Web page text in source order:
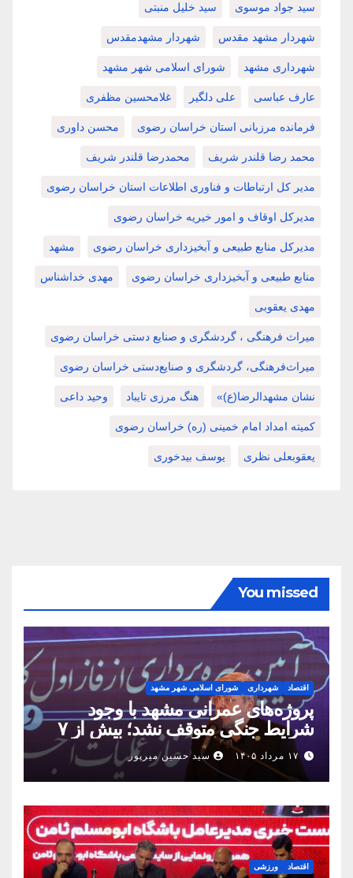
سید جواد موسوی سید خلیل منبتی
شهردار مشهد مقدس شهردار مشهدمقدس
شهرداری مشهد شورای اسلامی شهر مشهد
عارف عباسی علی دلگیر غلامحسین مظفری
فرمانده مرزبانی استان خراسان رضوی محسن داوری
محمد رضا قلندر شریف محمدرضا قلندر شریف
مدیر کل ارتباطات و فناوری اطلاعات استان خراسان رضوی
مدیرکل اوقاف و امور خیریه خراسان رضوی
مدیرکل منابع طبیعی و آبخیزداری خراسان رضوی مشهد
منابع طبیعی و آبخیزداری خراسان رضوی مهدی خداشناس
مهدی یعقوبی
میراث فرهنگی ، گردشگری و صنایع دستی خراسان رضوی
میراث‌فرهنگی، گردشگری و صنایع‌دستی خراسان رضوی
نشان مشهدالرضا(ع)» هنگ مرزی تایباد وحید داعی
کمیته امداد امام خمینی (ره) خراسان رضوی
یعقوبعلی نظری یوسف بیدخوری
You missed
اقتصاد شهرداری شورای اسلامی شهر مشهد
پروژه‌های عمرانی مشهد با وجود
شرایط جنگی متوقف نشد؛ بیش از ۷
همت پروژه در ۱۶۰ روز به بهره‌برداری
رسید
۱۷ مرداد ۱۴۰۵ سید حسین میرپور
اقتصاد ورزشی